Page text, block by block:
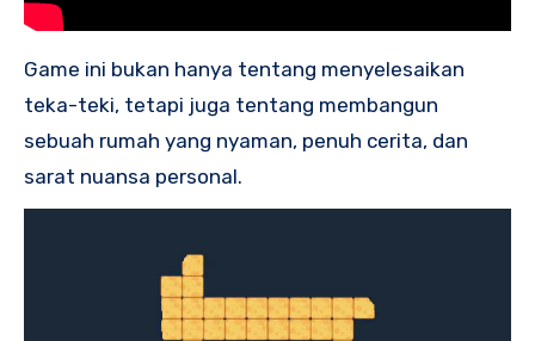
Game ini bukan hanya tentang menyelesaikan
teka-teki, tetapi juga tentang membangun
sebuah rumah yang nyaman, penuh cerita, dan
sarat nuansa personal.